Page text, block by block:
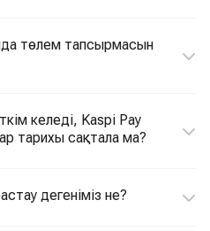
төлем тапсырмасын
келеді, Kaspi Pay
тарихы сақтала ма?
дегеніміз не?